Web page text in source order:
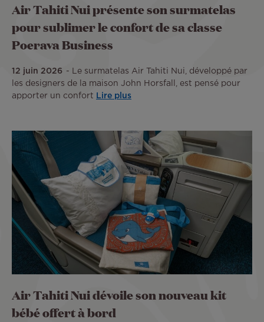
Air Tahiti Nui présente son surmatelas
pour sublimer le confort de sa classe
Poerava Business
12 juin 2026
Le surmatelas Air Tahiti Nui, développé par
les designers de la maison John Horsfall, est pensé pour
apporter un confort
Lire plus
Air Tahiti Nui dévoile son nouveau kit
bébé offert à bord